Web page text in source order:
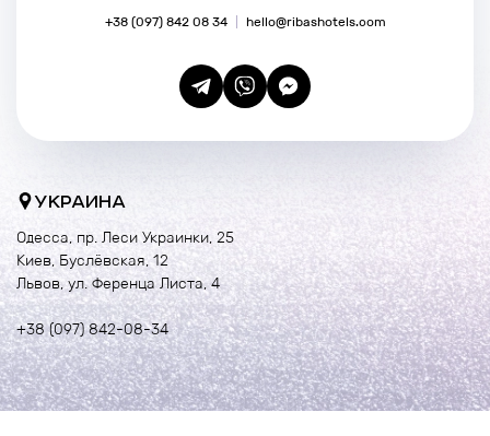
+38 (097) 842 08 34 hello@ribashotels.com
УКРАИНА
Одесса, пр. Леси Украинки, 25
Киев, Буслёвская, 12
Львов, ул. Ференца Листа, 4
+38 (097) 842-08-34